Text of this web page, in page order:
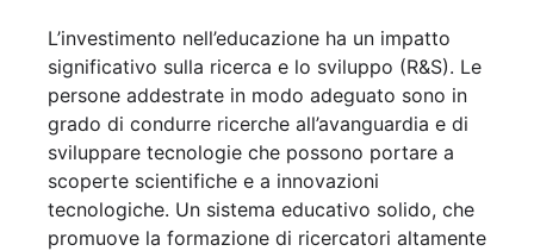
L’investimento nell’educazione ha un impatto
significativo sulla ricerca e lo sviluppo (R&S). Le
persone addestrate in modo adeguato sono in
grado di condurre ricerche all’avanguardia e di
sviluppare tecnologie che possono portare a
scoperte scientifiche e a innovazioni
tecnologiche. Un sistema educativo solido, che
promuove la formazione di ricercatori altamente